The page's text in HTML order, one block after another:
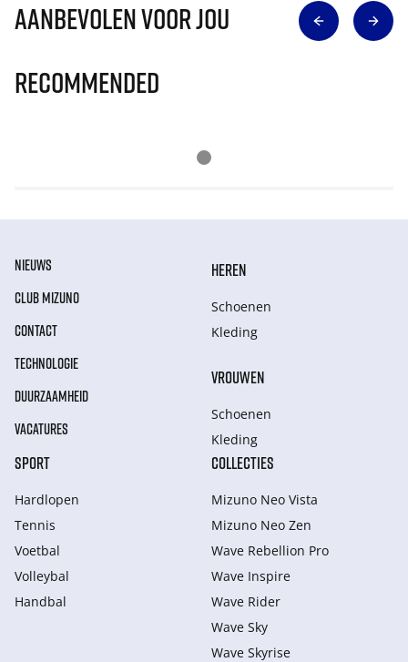
Aanbevolen voor jou
Recommended
NIEUWS
CLUB MIZUNO
CONTACT
TECHNOLOGIE
DUURZAAMHEID
VACATURES
HEREN
Schoenen
Kleding
VROUWEN
Schoenen
Kleding
SPORT
Hardlopen
Tennis
Voetbal
Volleybal
Handbal
COLLECTIES
Mizuno Neo Vista
Mizuno Neo Zen
Wave Rebellion Pro
Wave Inspire
Wave Rider
Wave Sky
Wave Skyrise